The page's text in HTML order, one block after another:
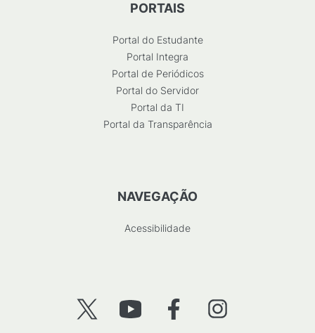
PORTAIS
Portal do Estudante
Portal Integra
Portal de Periódicos
Portal do Servidor
Portal da TI
Portal da Transparência
NAVEGAÇÃO
Acessibilidade